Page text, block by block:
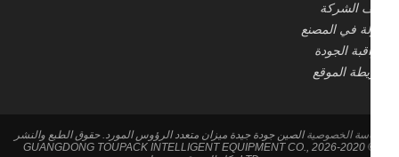
الشركة
في المصنع
الجودة
الموقع
الخصوصيةالصين جودة جيدة ميزان متعدد الرؤوس المورد. حقوق الطبع والنشر
© 2020-2026 GUANGDONG TOUPACK INTELLIGENT EQUIPMENT CO.,